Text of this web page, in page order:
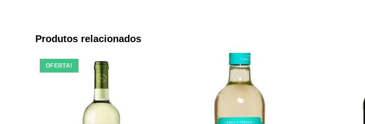
Produtos relacionados
OFERTA!